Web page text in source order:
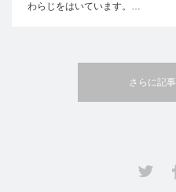
わらじをはいています。…
さらに記
RSS